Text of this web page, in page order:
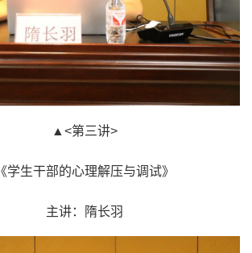
▲<第三讲>
《学生干部的心理解压与调试》
主讲：隋长羽